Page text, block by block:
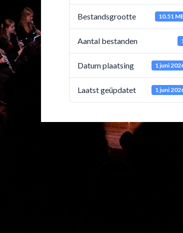
Bestandsgrootte 10.51
Aantal bestanden
Datum plaatsing 1 juni
Laatst geüpdatet 1 juni